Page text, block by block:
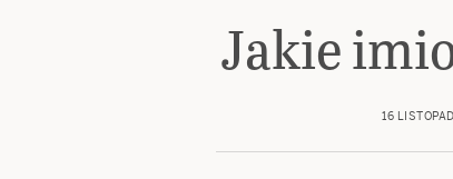
Jakie
16